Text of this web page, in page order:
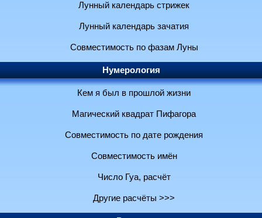
Лунный календарь стрижек
Лунный календарь зачатия
Совместимость по фазам Луны
Нумерология
Кем я был в прошлой жизни
Магический квадрат Пифагора
Совместимость по дате рождения
Совместимость имён
Число Гуа, расчёт
Другие расчёты >>>